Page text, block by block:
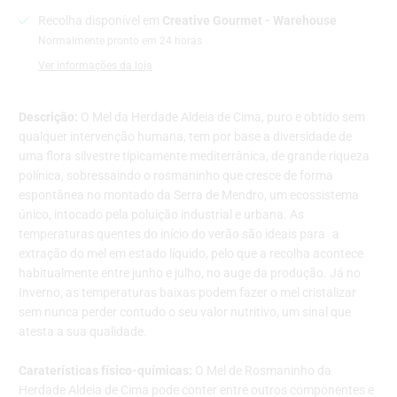
Recolha disponível em Creative Gourmet - Warehouse
Normalmente pronto em 24 horas
Ver informações da loja
Descrição: O Mel da Herdade Aldeia de Cima, puro e obtido sem
qualquer intervenção humana, tem por base a diversidade de
uma flora silvestre tipicamente mediterrânica, de grande riqueza
polínica, sobressaindo o rosmaninho que cresce de forma
espontânea no montado da Serra de Mendro, um ecossistema
único, intocado pela poluição industrial e urbana. As
temperaturas quentes do início do verão são ideais para a
extração do mel em estado líquido, pelo que a recolha acontece
habitualmente entre junho e julho, no auge da produção. Já no
Inverno, as temperaturas baixas podem fazer o mel cristalizar
sem nunca perder contudo o seu valor nutritivo, um sinal que
atesta a sua qualidade.
Caraterísticas físico-químicas: O Mel de Rosmaninho da
Herdade Aldeia de Cima pode conter entre outros componentes e